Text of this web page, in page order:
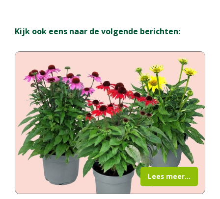
Kijk ook eens naar de volgende berichten:
Lees meer...